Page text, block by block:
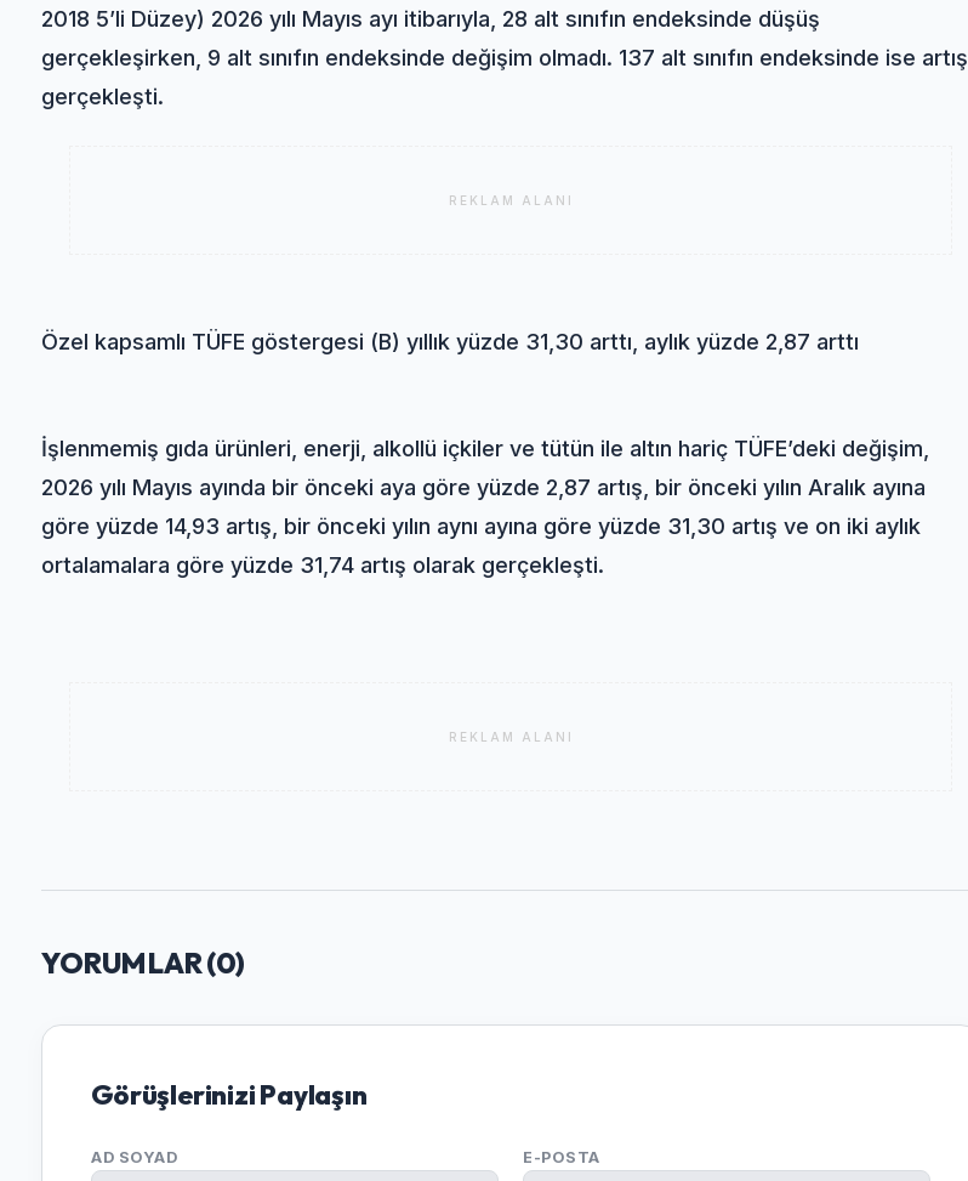
2018 5’li Düzey) 2026 yılı Mayıs ayı itibarıyla, 28 alt sınıfın endeksinde düşüş
gerçekleşirken, 9 alt sınıfın endeksinde değişim olmadı. 137 alt sınıfın endeksinde ise artış
gerçekleşti.
REKLAM ALANI
Özel kapsamlı TÜFE göstergesi (B) yıllık yüzde 31,30 arttı, aylık yüzde 2,87 arttı
İşlenmemiş gıda ürünleri, enerji, alkollü içkiler ve tütün ile altın hariç TÜFE’deki değişim,
2026 yılı Mayıs ayında bir önceki aya göre yüzde 2,87 artış, bir önceki yılın Aralık ayına
göre yüzde 14,93 artış, bir önceki yılın aynı ayına göre yüzde 31,30 artış ve on iki aylık
ortalamalara göre yüzde 31,74 artış olarak gerçekleşti.
REKLAM ALANI
YORUMLAR (0)
Görüşlerinizi Paylaşın
AD SOYAD E-POSTA